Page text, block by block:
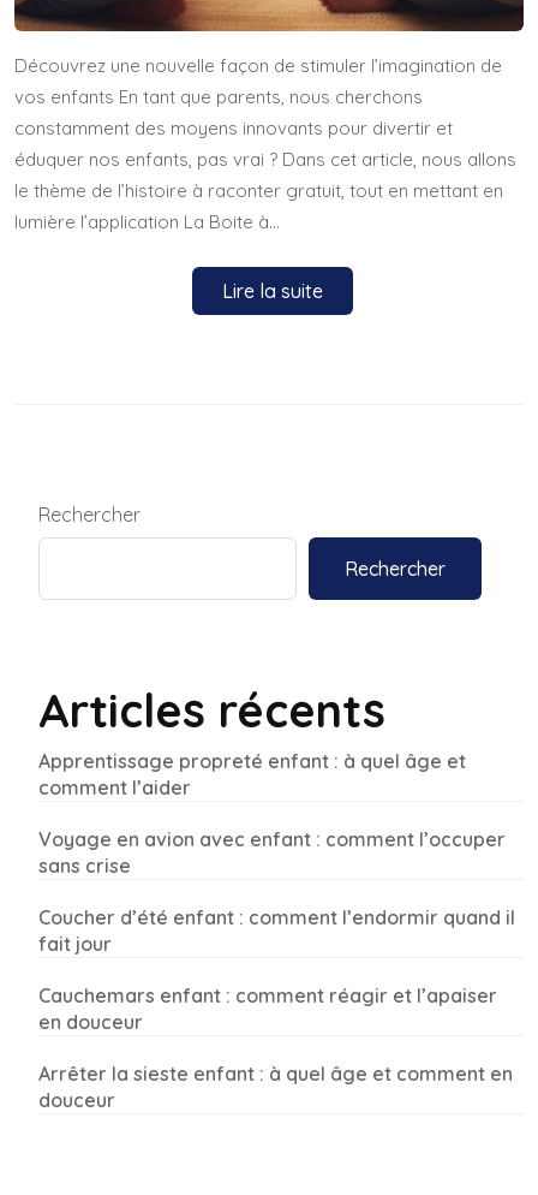
Découvrez une nouvelle façon de stimuler l’imagination de
vos enfants En tant que parents, nous cherchons
constamment des moyens innovants pour divertir et
éduquer nos enfants, pas vrai ? Dans cet article, nous allons
le thème de l’histoire à raconter gratuit, tout en mettant en
lumière l’application La Boite à…
Lire la suite
Rechercher
Rechercher
Articles récents
Apprentissage propreté enfant : à quel âge et
comment l’aider
Voyage en avion avec enfant : comment l’occuper
sans crise
Coucher d’été enfant : comment l’endormir quand il
fait jour
Cauchemars enfant : comment réagir et l’apaiser
en douceur
Arrêter la sieste enfant : à quel âge et comment en
douceur